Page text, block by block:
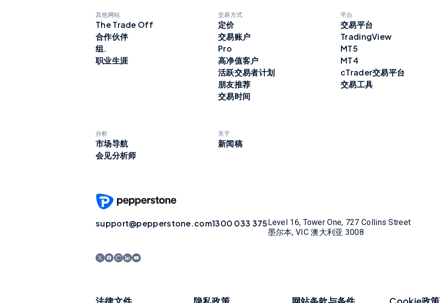
其他网站.
The Trade Off
合作伙伴
组.
职业生涯
交易方式
定价
交易账户
Pro
高净值客户
活跃交易者计划
朋友推荐
交易时间
平台
交易平台
TradingView
MT5
MT4
cTrader交易平台
交易工具
分析
市场导航
会见分析师
关于
新闻稿
support@pepperstone.com1300 033 375Level 16, Tower One, 727 Collins Street
墨尔本, VIC 澳大利亚 3008